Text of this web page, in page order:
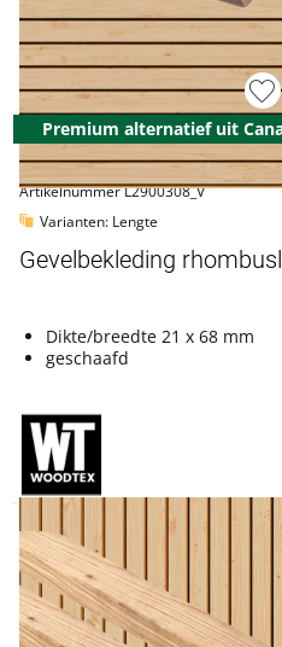
Premium alternatief uit
Artikelnummer L2900308_V
Varianten: Lengte
Gevelbekleding
Dikte/breedte 21 x 68 mm
geschaafd